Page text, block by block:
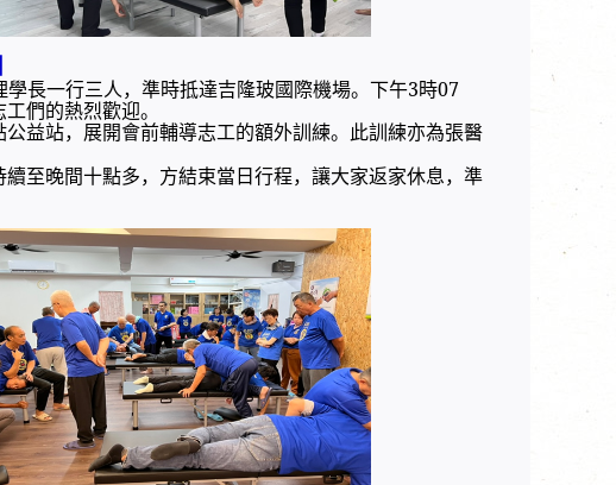
長一行三人，準時抵達吉隆玻國際機場。下午3時07
們的熱烈歡迎。
益站，展開會前輔導志工的額外訓練。此訓練亦為張醫
至晚間十點多，方結束當日行程，讓大家返家休息，準